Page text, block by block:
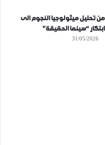
من تحليل ميثولوجيا النجوم الى
ابتكار “سينما الحقيقة”
31/05/2026